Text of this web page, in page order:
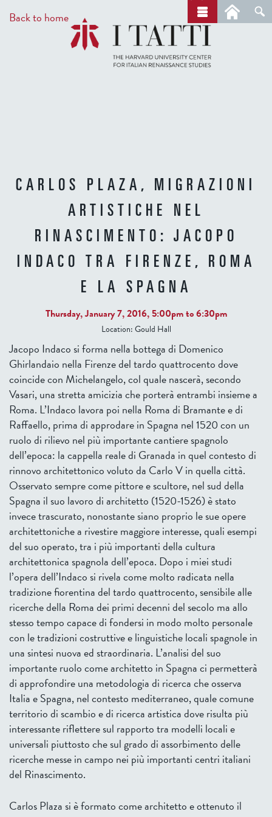
to
main
Back to home
r
c
h
CARLOS PLAZA, MIGRAZIONI
ARTISTICHE NEL
RINASCIMENTO: JACOPO
INDACO TRA FIRENZE, ROMA
E LA SPAGNA
Thursday, January 7, 2016, 5:00pmto6:30pm
Location:Gould Hall
Jacopo Indaco si forma nella bottega di Domenico
Ghirlandaio nella Firenze del tardo quattrocento dove
coincide con Michelangelo, col quale nascerà, secondo
Vasari, una stretta amicizia che porterà entrambi insieme a
Roma. L’Indaco lavora poi nella Roma di Bramante e di
Raffaello, prima di approdare in Spagna nel 1520 con un
ruolo di rilievo nel più importante cantiere spagnolo
dell’epoca: la cappella reale di Granada in quel contesto di
rinnovo architettonico voluto da Carlo V in quella città.
Osservato sempre come pittore e scultore, nel sud della
Spagna il suo lavoro di architetto (1520-1526) è stato
invece trascurato, nonostante siano proprio le sue opere
architettoniche a rivestire maggiore interesse, quali esempi
del suo operato, tra i più importanti della cultura
architettonica spagnola dell’epoca. Dopo i miei studi
l’opera dell’Indaco si rivela come molto radicata nella
tradizione fiorentina del tardo quattrocento, sensibile alle
ricerche della Roma dei primi decenni del secolo ma allo
stesso tempo capace di fondersi in modo molto personale
con le tradizioni costruttive e linguistiche locali spagnole in
una sintesi nuova ed straordinaria. L’analisi del suo
importante ruolo come architetto in Spagna ci permetterà
di approfondire una metodologia di ricerca che osserva
Italia e Spagna, nel contesto mediterraneo, quale comune
territorio di scambio e di ricerca artistica dove risulta più
interessante riflettere sul rapporto tra modelli locali e
universali piuttosto che sul grado di assorbimento delle
ricerche messe in campo nei più importanti centri italiani
del Rinascimento.
Carlos Plaza si è formato come architetto e ottenuto il